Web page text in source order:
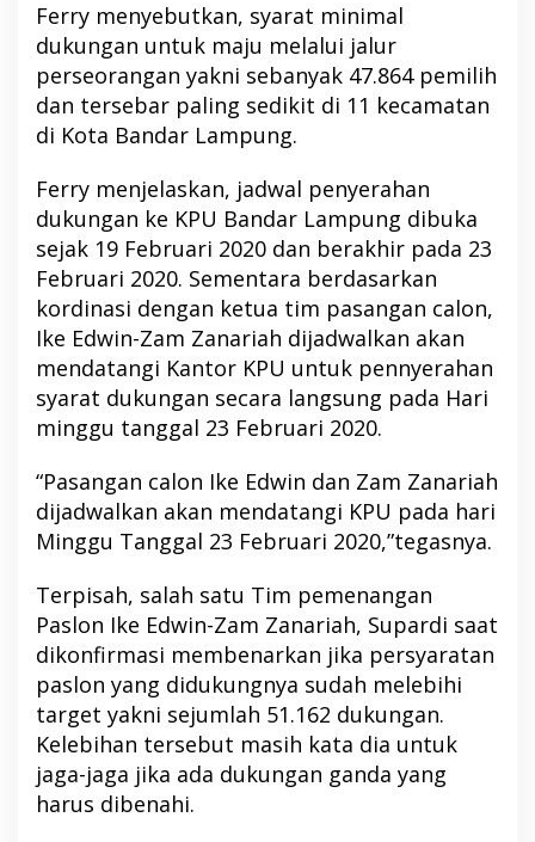
Ferry menyebutkan, syarat minimal
dukungan untuk maju melalui jalur
perseorangan yakni sebanyak 47.864 pemilih
dan tersebar paling sedikit di 11 kecamatan
di Kota Bandar Lampung.
Ferry menjelaskan, jadwal penyerahan
dukungan ke KPU Bandar Lampung dibuka
sejak 19 Februari 2020 dan berakhir pada 23
Februari 2020. Sementara berdasarkan
kordinasi dengan ketua tim pasangan calon,
Ike Edwin-Zam Zanariah dijadwalkan akan
mendatangi Kantor KPU untuk pennyerahan
syarat dukungan secara langsung pada Hari
minggu tanggal 23 Februari 2020.
“Pasangan calon Ike Edwin dan Zam Zanariah
dijadwalkan akan mendatangi KPU pada hari
Minggu Tanggal 23 Februari 2020,”tegasnya.
Terpisah, salah satu Tim pemenangan
Paslon Ike Edwin-Zam Zanariah, Supardi saat
dikonfirmasi membenarkan jika persyaratan
paslon yang didukungnya sudah melebihi
target yakni sejumlah 51.162 dukungan.
Kelebihan tersebut masih kata dia untuk
jaga-jaga jika ada dukungan ganda yang
harus dibenahi.